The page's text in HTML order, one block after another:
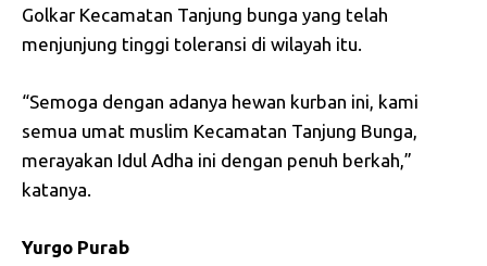
Golkar Kecamatan Tanjung bunga yang telah
menjunjung tinggi toleransi di wilayah itu.
“Semoga dengan adanya hewan kurban ini, kami
semua umat muslim Kecamatan Tanjung Bunga,
merayakan Idul Adha ini dengan penuh berkah,”
katanya.
Yurgo Purab